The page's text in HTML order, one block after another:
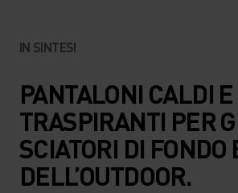
IN SINTESI
PANTALONI CALDI E
TRASPIRANTI PER
SCIATORI DI FONDO
DELL’OUTDOOR.